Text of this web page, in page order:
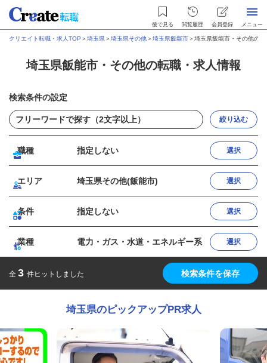
後で見る 閲覧履歴 会員登録 メニュー
クリエイト転職・求人TOP ＞埼玉県＞埼玉県その他＞埼玉県飯能市＞埼玉県飯能市・その他の
埼玉県飯能市・その他の転職・求人情報
検索条件の設定
絞り込む
職種 指定しない 選択
エリア 埼玉県その他(飯能市) 選択
条件 指定しない 選択
業種 電力・ガス・水道・エネルギー系 選択
全 3 件ヒットしました 検索条件を保存
埼玉県のピックアップPR求人